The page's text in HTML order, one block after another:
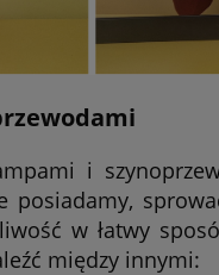
i
posiadamy,
w łatwy
między innymi: